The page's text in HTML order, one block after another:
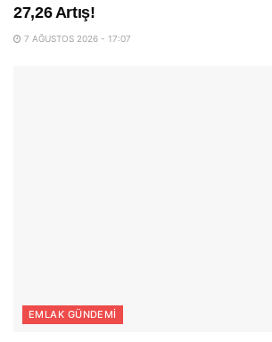
27,26 Artış!
7 AĞUSTOS 2026 - 17:07
EMLAK GÜNDEMI